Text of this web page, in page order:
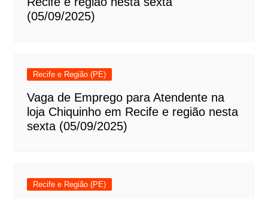
(05/09/2025)
Recife e Região (PE)
Vaga de Emprego para Atendente na
loja Chiquinho em Recife e região nesta
sexta (05/09/2025)
Recife e Região (PE)